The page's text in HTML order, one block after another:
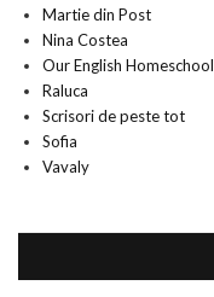
Martie din Post
Nina Costea
Our English Homeschool
Raluca
Scrisori de peste tot
Sofia
Vavaly